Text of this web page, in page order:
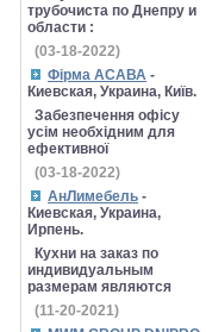
трубочиста по Днепру и
области :
(03-18-2022)
Фірма АСАВА -
Киевская, Украина, Київ.
Забезпечення офісу
усім необхідним для
ефективної
(03-18-2022)
АнЛимебель -
Киевская, Украина,
Ирпень.
Кухни на заказ по
индивидуальным
размерам являются
(11-20-2021)